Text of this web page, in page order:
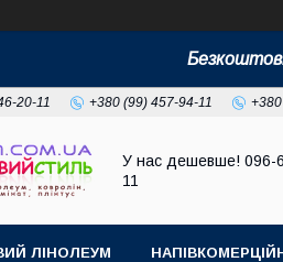
20-11 +380 (99) 457-94-11
У нас дешевше! 096-
11
ЛІНОЛЕУМ